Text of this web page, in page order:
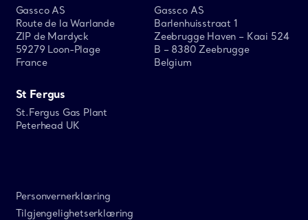
Gassco AS
Route de la Warlande
ZIP de Mardyck
59279 Loon-Plage
France
Gassco AS
Barlenhuisstraat 1
Zeebrugge Haven – Kaai 524
B – 8380 Zeebrugge
Belgium
St Fergus
St.Fergus Gas Plant
Peterhead UK
Personvernerklæring
Tilgjengelighetserklæring